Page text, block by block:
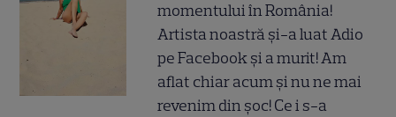
momentului în România!
Artista noastră și-a luat Adio
pe Facebook și a murit! Am
aflat chiar acum și nu ne mai
revenim din șoc! Ce i s-a